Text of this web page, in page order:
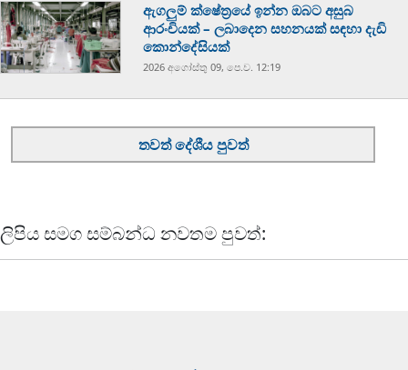
ඇගලුම් ක්ෂේත්‍රයේ ඉන්න ඔබට අසුබ
ආරංචියක් – ලබාදෙන සහනයක් සඳහා දැඩි
කොන්දේසියක්
2026 අගෝස්‍තු 09, පෙ.ව. 12:19
තවත් දේශීය පුවත්
ලිපිය සමග සම්බන්ධ නවතම පුවත්: